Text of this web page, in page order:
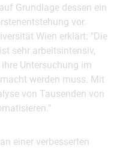
Grundlage dessen ein
vor.
Wien erklärt: "Die
sehr arbeitsintensiv,
Untersuchung im
werden muss. Mit
von Tausenden von
einer verbesserten